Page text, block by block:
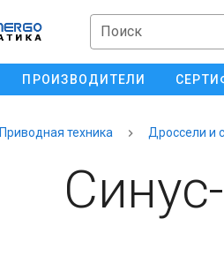
Поиск
ПРОИЗВОДИТЕЛИ
Приводная техника Дроссели и